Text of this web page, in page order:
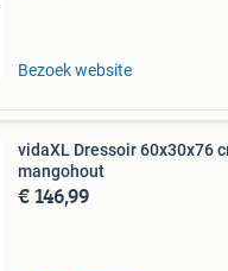
Bezoek website
vidaXL Dressoir 60x30x76
mangohout
€ 146,99